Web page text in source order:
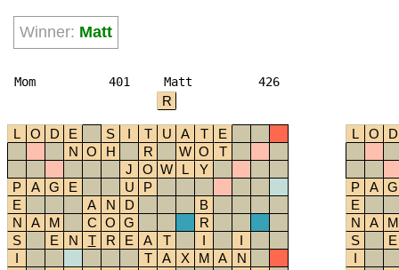
Winner: Matt
Mom 401 Matt 426
R
L O D E S I T U A T
E
N O H R W O
T
J
O W L
Y
P
A G E U
P
E
A N D
B
N
A M C O G
R
S
E N T R E A T I
I
I
T A X M A
N
L O D
P A G
E
N
A
M
S
E
I